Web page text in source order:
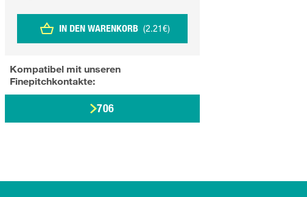
IN DEN WARENKORB (2.21€)
Kompatibel mit unseren
Finepitchkontakte:
706